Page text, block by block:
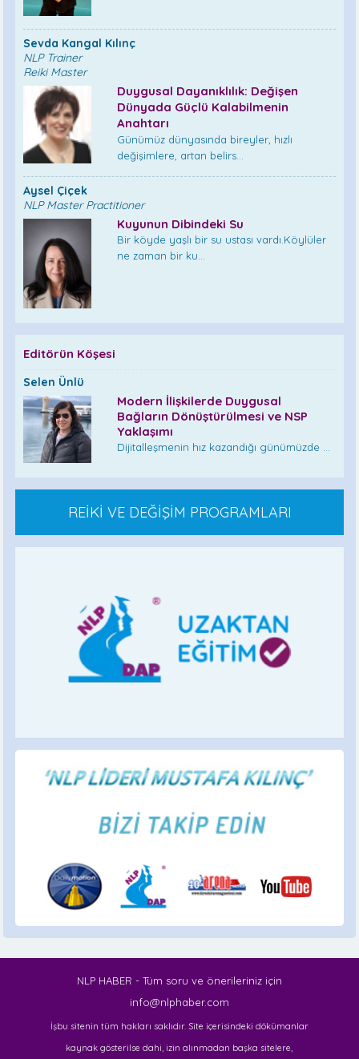
Sevda Kangal Kılınç
NLP Trainer
Reiki Master
Duygusal Dayanıklılık: Değişen
Dünyada Güçlü Kalabilmenin
Anahtarı
Günümüz dünyasında bireyler, hızlı
değişimlere, artan belirs...
Aysel Çiçek
NLP Master Practitioner
Kuyunun Dibindeki Su
Bir köyde yaşlı bir su ustası vardı.Köylüler
ne zaman bir ku...
Editörün Köşesi
Selen Ünlü
Modern İlişkilerde Duygusal
Bağların Dönüştürülmesi ve NSP
Yaklaşımı
Dijitalleşmenin hız kazandığı günümüzde ...
REİKİ VE DEĞİŞİM PROGRAMLARI
NLP HABER - Tüm soru ve önerileriniz için
info@nlphaber.com
İşbu sitenin tüm hakları saklıdır. Site içerisindeki dökümanlar
kaynak gösterilse dahi, izin alınmadan başka sitelere,